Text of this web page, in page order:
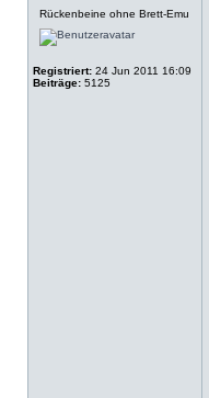
Rückenbeine ohne Brett-Emu
Registriert: 24 Jun 2011 16:09
Beiträge: 5125